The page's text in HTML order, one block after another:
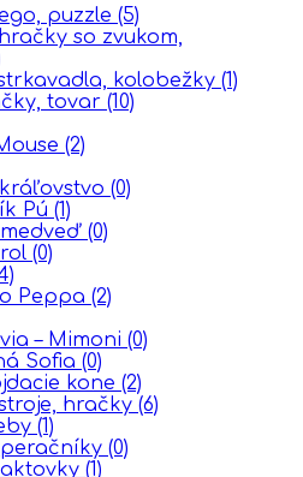
puzzle (5)
so zvukom,
kolobežky (1)
tovar (10)
(2)
(0)
Pú (1)
(0)
(0)
Peppa (2)
– Mimoni (0)
Sofia (0)
kone (2)
hračky (6)
(1)
peračníky (0)
(1)